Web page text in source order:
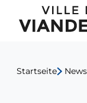
2026
zuStartseite News